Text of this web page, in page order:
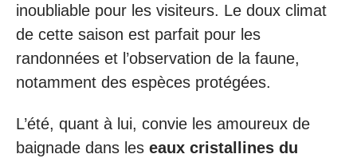
inoubliable pour les visiteurs. Le doux climat
de cette saison est parfait pour les
randonnées et l’observation de la faune,
notamment des espèces protégées.
L’été, quant à lui, convie les amoureux de
baignade dans les eaux cristallines du